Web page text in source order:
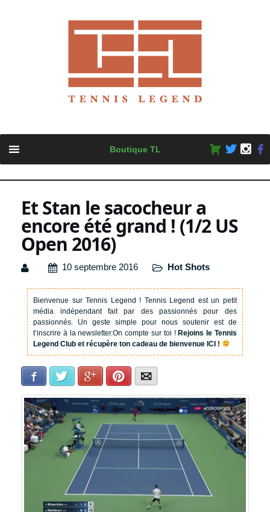
content
Boutique TL
Et Stan le sacocheur a
encore été grand ! (1/2 US
Open 2016)
10 septembre 2016 Hot Shots
Bienvenue sur Tennis Legend ! Tennis Legend est un petit
média indépendant fait par des passionnés pour des
passionnés. Un geste simple pour nous soutenir est de
t’inscrire à la newsletter.On compte sur toi !Rejoins le Tennis
Legend Club et récupère ton cadeau de bienvenue ICI !
Facebook Twitter Google+Pinterest